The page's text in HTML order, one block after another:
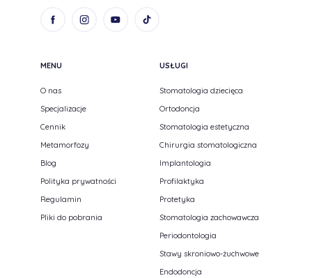
MENU
O nas
Specjalizacje
Cennik
Metamorfozy
Blog
Polityka prywatności
Regulamin
Pliki do pobrania
USŁUGI
Stomatologia dziecięca
Ortodoncja
Stomatologia estetyczna
Chirurgia stomatologiczna
Implantologia
Profilaktyka
Protetyka
Stomatologia zachowawcza
Periodontologia
Stawy skroniowo-żuchwowe
Endodoncja